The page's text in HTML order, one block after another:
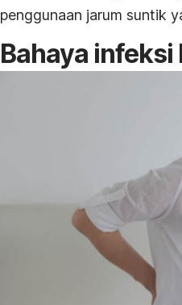
penggunaan jarum suntik
Bahaya infeksi